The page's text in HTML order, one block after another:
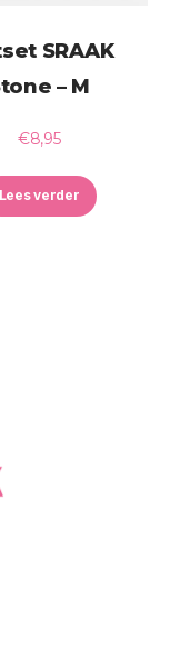
SRAAK
– M
€8,95
Lees verder